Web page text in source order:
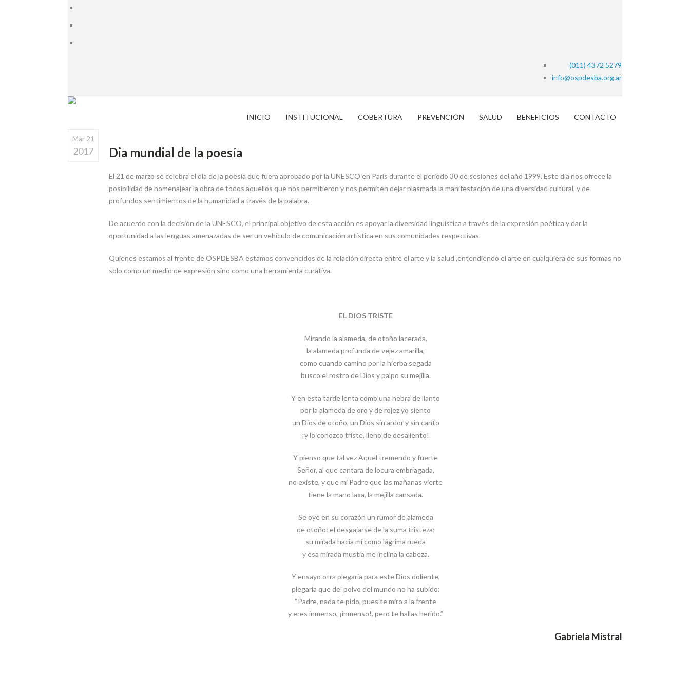
(011) 4372 5279
info@ospdesba.org.ar
INICIO INSTITUCIONAL COBERTURA PREVENCIÓN SALUD BENEFICIOS CONTACTO
Mar 21
2017 Dia mundial de la poesía
El 21 de marzo se celebra el día de la poesía que fuera aprobado por la UNESCO en París durante el periodo 30 de sesiones del año 1999. Este día nos ofrece la
posibilidad de homenajear la obra de todos aquellos que nos permitieron y nos permiten dejar plasmada la manifestación de una diversidad cultural, y de
profundos sentimientos de la humanidad a través de la palabra.
De acuerdo con la decisión de la UNESCO, el principal objetivo de esta acción es apoyar la diversidad lingüística a través de la expresión poética y dar la
oportunidad a las lenguas amenazadas de ser un vehículo de comunicación artística en sus comunidades respectivas.
Quienes estamos al frente de OSPDESBA estamos convencidos de la relación directa entre el arte y la salud ,entendiendo el arte en cualquiera de sus formas no
solo como un medio de expresión sino como una herramienta curativa.
EL DIOS TRISTE
Mirando la alameda, de otoño lacerada,
la alameda profunda de vejez amarilla,
como cuando camino por la hierba segada
busco el rostro de Dios y palpo su mejilla.
Y en esta tarde lenta como una hebra de llanto
por la alameda de oro y de rojez yo siento
un Dios de otoño, un Dios sin ardor y sin canto
¡y lo conozco triste, lleno de desaliento!
Y pienso que tal vez Aquel tremendo y fuerte
Señor, al que cantara de locura embriagada,
no existe, y que mi Padre que las mañanas vierte
tiene la mano laxa, la mejilla cansada.
Se oye en su corazón un rumor de alameda
de otoño: el desgajarse de la suma tristeza;
su mirada hacia mí como lágrima rueda
y esa mirada mustia me inclina la cabeza.
Y ensayo otra plegaria para este Dios doliente,
plegaria que del polvo del mundo no ha subido:
“Padre, nada te pido, pues te miro a la frente
y eres inmenso, ¡inmenso!, pero te hallas herido.”
Gabriela Mistral